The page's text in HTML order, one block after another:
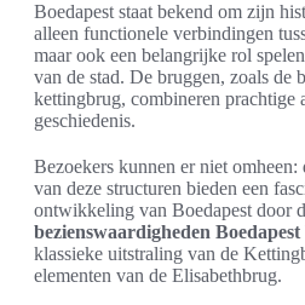
Boedapest staat bekend om zijn
alleen functionele verbindingen
maar ook een belangrijke rol
van de stad. De bruggen, zoals de
kettingbrug, combineren prachtige
geschiedenis.
Bezoekers kunnen er niet omheen:
van deze structuren bieden een
ontwikkeling van Boedapest door
bezienswaardigheden
klassieke uitstraling van de
elementen van de Elisabethbrug.